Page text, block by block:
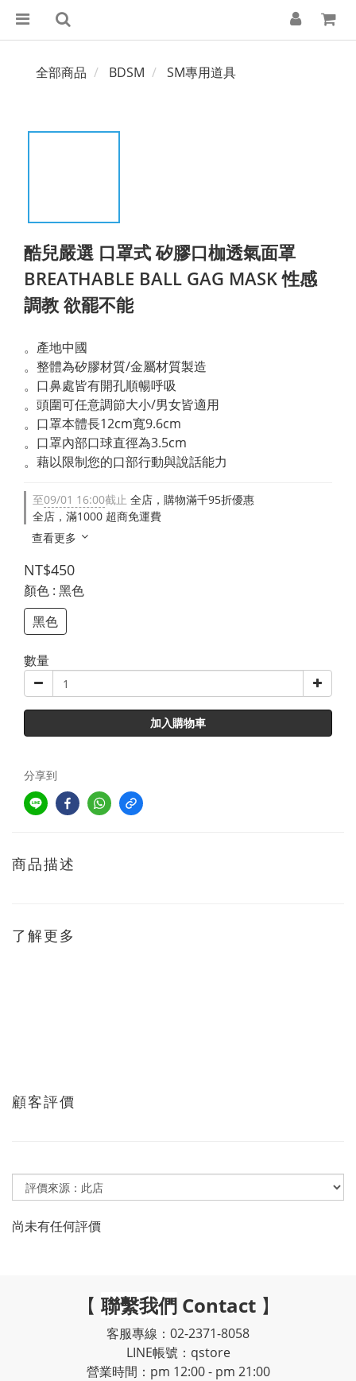
全部商品 BDSM SM專用道具
酷兒嚴選 口罩式 矽膠口枷透氣面罩
BREATHABLE BALL GAG MASK 性感
調教 欲罷不能
。產地中國
。整體為矽膠材質/金屬材質製造
。口鼻處皆有開孔順暢呼吸
。頭圍可任意調節大小/男女皆適用
。口罩本體長12cm寬9.6cm
。口罩內部口球直徑為3.5cm
。藉以限制您的口部行動與說話能力
至09/01 16:00截止 全店，購物滿千95折優惠
全店，滿1000 超商免運費
查看更多
NT$450
顏色 : 黑色
黑色
數量
加入購物車
分享到
商品描述
了解更多
顧客評價
尚未有任何評價
【 聯繫我們 Contact 】
客服專線：02-2371-8058
LINE帳號：qstore
營業時間：pm 12:00 - pm 21:00